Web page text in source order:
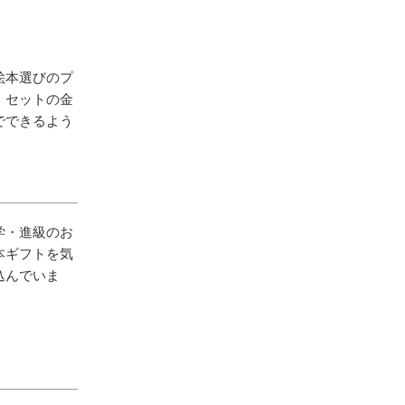
本選びのプ
セットの金
きるよう
・進級のお
ギフトを気
でいま